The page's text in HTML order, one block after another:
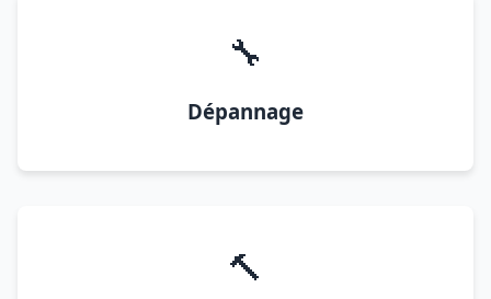
🔧
Dépannage
🔨